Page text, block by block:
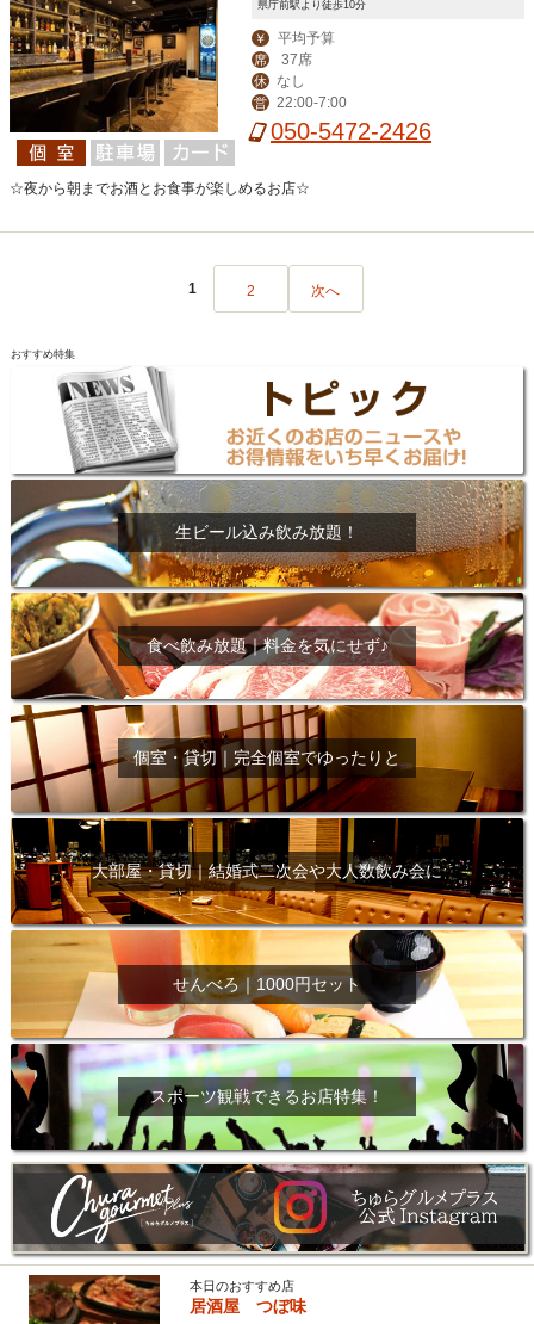
県庁前駅より徒歩10分
￥ 平均予算
席 37席
休 なし
営 22:00-7:00
050-5472-2426
☆夜から朝までお酒とお食事が楽しめるお店☆
1 2 次へ
おすすめ特集
生ビール込み飲み放題！
食べ飲み放題｜料金を気にせず♪
個室・貸切｜完全個室でゆったりと
大部屋・貸切｜結婚式二次会や大人数飲み会に
せんべろ｜1000円セット
スポーツ観戦できるお店特集！
本日のおすすめ店
居酒屋 つぼ味